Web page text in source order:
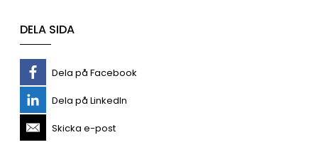
DELA SIDA
Dela på Facebook
Dela på LinkedIn
Skicka e-post